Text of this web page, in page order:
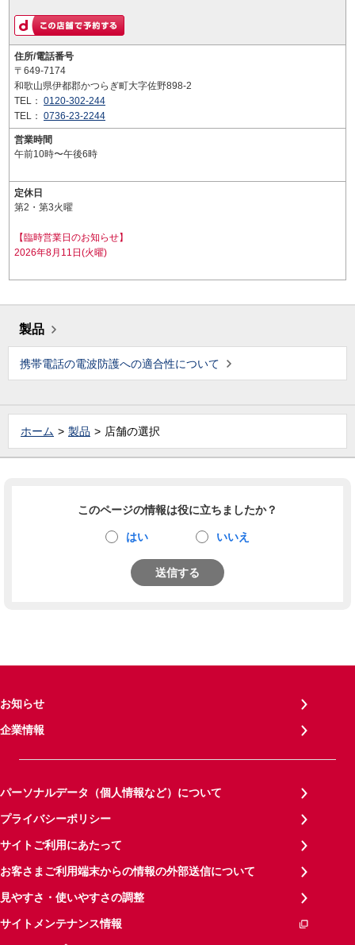
住所/電話番号
〒649-7174
和歌山県伊都郡かつらぎ町大字佐野898-2
TEL： 0120-302-244
TEL： 0736-23-2244
営業時間
午前10時〜午後6時
定休日
第2・第3火曜
【臨時営業日のお知らせ】
2026年8月11日(火曜)
製品
携帯電話の電波防護への適合性について
ホーム 製品 店舗の選択
このページの情報は役に立ちましたか？
はい いいえ
送信する
お知らせ
企業情報
パーソナルデータ（個人情報など）について
プライバシーポリシー
サイトご利用にあたって
お客さまご利用端末からの情報の外部送信について
見やすさ・使いやすさの調整
サイトメンテナンス情報